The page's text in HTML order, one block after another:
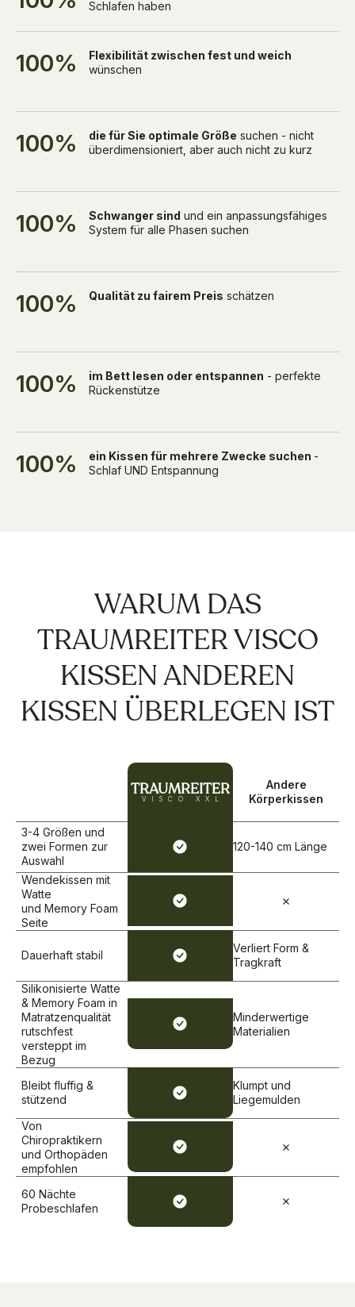
Schlafen haben
100%
Flexibilität zwischen fest und weich
wünschen
100% die für Sie optimale Größe suchen - nicht
überdimensioniert, aber auch nicht zu kurz
100% Schwanger sind und ein anpassungsfähiges
System für alle Phasen suchen
100% Qualität zu fairem Preis schätzen
100% im Bett lesen oder entspannen - perfekte
Rückenstütze
100% ein Kissen für mehrere Zwecke suchen -
Schlaf UND Entspannung
WARUM DAS
TRAUMREITER VISCO
KISSEN ANDEREN
KISSEN ÜBERLEGEN IST
TRAUMREITER
VISCO XXL
Andere
Körperkissen
3-4 Größen und
zwei Formen zur
Auswahl
120-140 cm Länge
Wendekissen mit
Watte
und Memory Foam
Seite
Dauerhaft stabil
Verliert Form &
Tragkraft
Silikonisierte Watte
& Memory Foam in
Matratzenqualität
rutschfest
versteppt im
Bezug
Minderwertige
Materialien
Bleibt fluffig &
stützend
Klumpt und
Liegemulden
Von
Chiropraktikern
und Orthopäden
empfohlen
60 Nächte
Probeschlafen